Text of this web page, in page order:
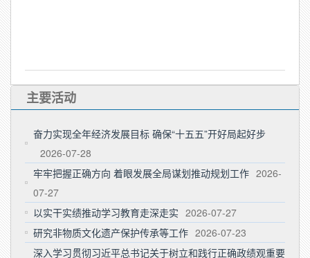
主要活动
奋力实现全年经济发展目标 确保“十五五”开好局起好步
2026-07-28
牢牢把握正确方向 着眼发展全局谋划推动规划工作 2026-
07-27
以实干实绩推动学习教育走深走实 2026-07-27
研究非物质文化遗产保护传承等工作 2026-07-23
深入学习贯彻习近平总书记关于树立和践行正确政绩观重要